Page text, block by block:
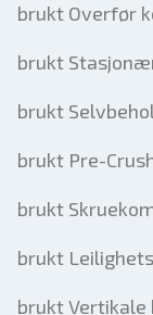
brukt Overfør
brukt
brukt
brukt Pre-
brukt
brukt
brukt